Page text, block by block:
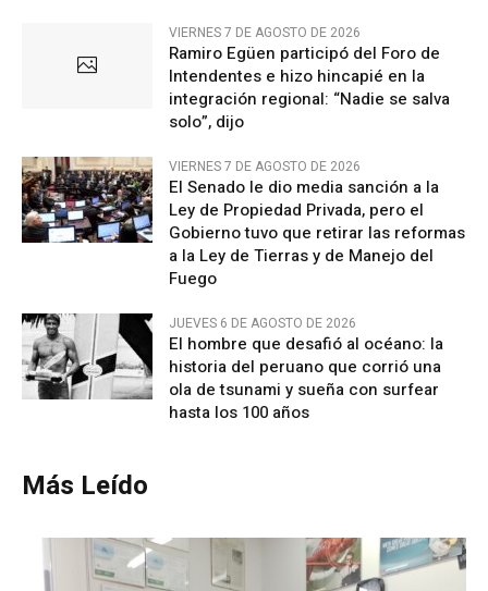
VIERNES 7 DE AGOSTO DE 2026
Ramiro Egüen participó del Foro de
Intendentes e hizo hincapié en la
integración regional: “Nadie se salva
solo”, dijo
VIERNES 7 DE AGOSTO DE 2026
El Senado le dio media sanción a la
Ley de Propiedad Privada, pero el
Gobierno tuvo que retirar las reformas
a la Ley de Tierras y de Manejo del
Fuego
JUEVES 6 DE AGOSTO DE 2026
El hombre que desafió al océano: la
historia del peruano que corrió una
ola de tsunami y sueña con surfear
hasta los 100 años
Más Leído